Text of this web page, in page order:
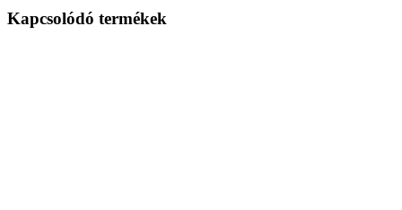
Kapcsolódó termékek